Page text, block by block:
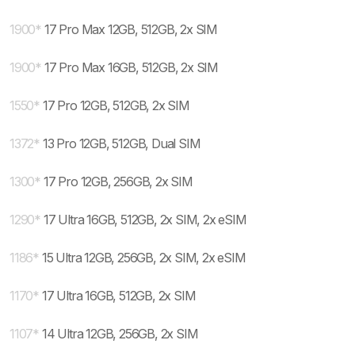
1900* 17 Pro Max 12GB, 512GB, 2x SIM
1900* 17 Pro Max 16GB, 512GB, 2x SIM
1550* 17 Pro 12GB, 512GB, 2x SIM
1372* 13 Pro 12GB, 512GB, Dual SIM
1300* 17 Pro 12GB, 256GB, 2x SIM
1290* 17 Ultra 16GB, 512GB, 2x SIM, 2x eSIM
1186* 15 Ultra 12GB, 256GB, 2x SIM, 2x eSIM
1170* 17 Ultra 16GB, 512GB, 2x SIM
1107* 14 Ultra 12GB, 256GB, 2x SIM